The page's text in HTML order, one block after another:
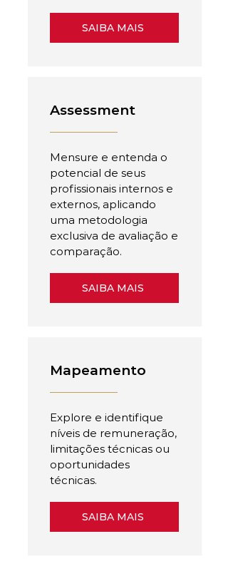
SAIBA MAIS
Assessment
Mensure e entenda o
potencial de seus
profissionais internos e
externos, aplicando
uma metodologia
exclusiva de avaliação e
comparação.
SAIBA MAIS
Mapeamento
Explore e identifique
níveis de remuneração,
limitações técnicas ou
oportunidades
técnicas.
SAIBA MAIS